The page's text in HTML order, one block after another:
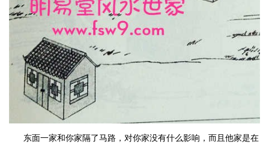
东面一家和你家隔了马路，对你家没有什么影响，而且他家是在